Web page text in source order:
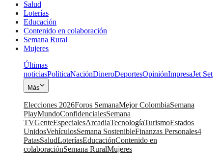
Salud
Loterías
Educación
Contenido en colaboración
Semana Rural
Mujeres
Últimas
noticiasPolíticaNaciónDineroDeportesOpiniónImpresaJet Set
Más
Elecciones 2026Foros SemanaMejor ColombiaSemana
PlayMundoConfidencialesSemana
TVGenteEspecialesArcadiaTecnologíaTurismoEstados
UnidosVehículosSemana SostenibleFinanzas Personales4
PatasSaludLoteríasEducaciónContenido en
colaboraciónSemana RuralMujeres